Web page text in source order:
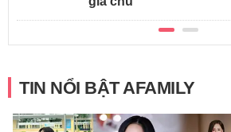
TIN NỔI BẬT AFAMILY